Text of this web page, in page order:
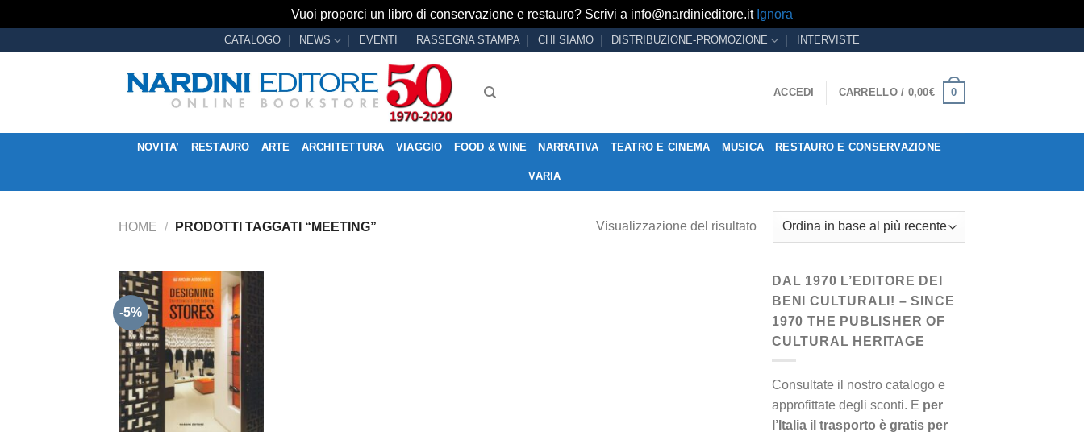
Vuoi proporci un libro di conservazione e restauro? Scrivi a info@nardinieditore.it Ignora
CATALOGO NEWS EVENTI RASSEGNA STAMPA CHI SIAMO DISTRIBUZIONE-PROMOZIONE INTERVISTE
ACCEDI CARRELLO / 0,00€ 0
NOVITA’ RESTAURO ARTE ARCHITETTURA VIAGGIO FOOD & WINE NARRATIVA TEATRO E CINEMA MUSICA RESTAURO E CONSERVAZIONE
VARIA
HOME / PRODOTTI TAGGATI “MEETING” Visualizzazione del risultato
-5%
Aggiungi
alla lista
desideri
DAL 1970 L’EDITORE DEI
BENI CULTURALI! – SINCE
1970 THE PUBLISHER OF
CULTURAL HERITAGE
Consultate il nostro catalogo e
approfittate degli sconti. E per
l’Italia il trasporto è gratis per